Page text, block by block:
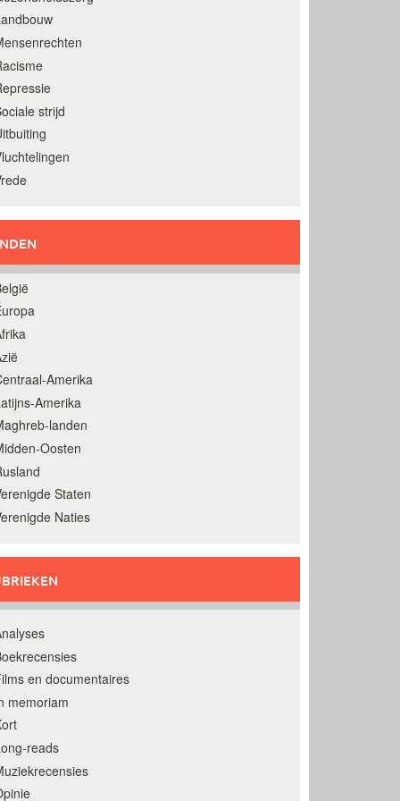
strijd
Amerika
Amerika
landen
Oosten
Staten
Naties
en documentaires
memoriam
reads